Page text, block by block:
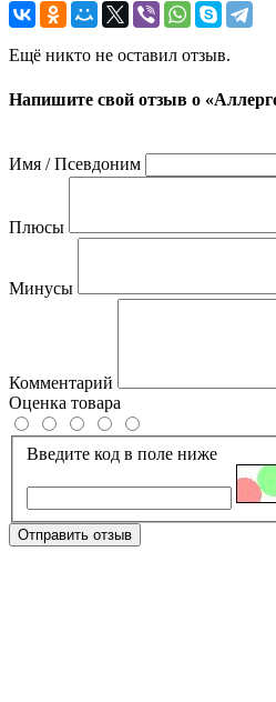
Ещё никто не оставил отзыв.
Напишите свой отзыв о
Имя / Псевдоним
Плюсы
Минусы
Комментарий
Оценка товара
Введите код в поле ниже
Отправить отзыв